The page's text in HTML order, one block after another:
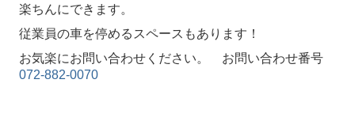
楽ちんにできます。
従業員の車を停めるスペースもあります！
お気楽にお問い合わせください。 お問い合わせ番号
072-882-0070